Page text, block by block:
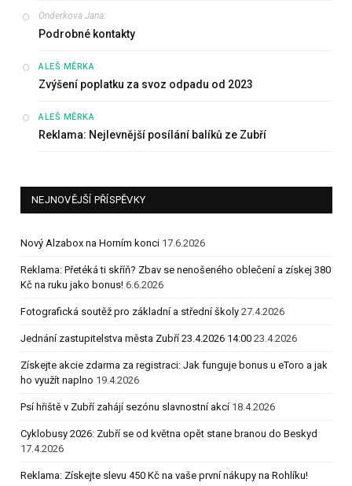
Onderkova Jana:
Podrobné kontakty
ALEŠ MĚRKA:
Zvýšení poplatku za svoz odpadu od 2023
ALEŠ MĚRKA:
Reklama: Nejlevnější posílání balíků ze Zubří
NEJNOVĚJŠÍ PŘÍSPĚVKY
Nový Alzabox na Horním konci 17.6.2026
Reklama: Přetéká ti skříň? Zbav se nenošeného oblečení a získej 380
Kč na ruku jako bonus! 6.6.2026
Fotografická soutěž pro základní a střední školy 27.4.2026
Jednání zastupitelstva města Zubří 23.4.2026 14:00 23.4.2026
Získejte akcie zdarma za registraci: Jak funguje bonus u eToro a jak
ho využít naplno 19.4.2026
Psí hřiště v Zubří zahájí sezónu slavnostní akcí 18.4.2026
Cyklobusy 2026: Zubří se od května opět stane branou do Beskyd
17.4.2026
Reklama: Získejte slevu 450 Kč na vaše první nákupy na Rohlíku!